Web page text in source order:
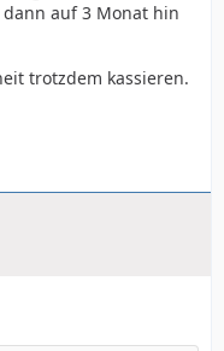
auf 3 Monat hin
trotzdem kassieren.